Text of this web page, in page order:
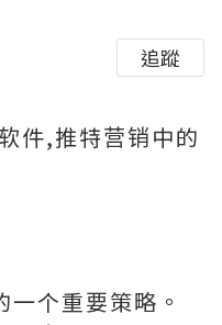
追蹤
件,推特营销中的
个重要策略。